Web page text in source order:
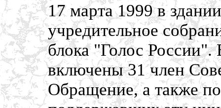
17 марта 1999 в
учредительное
блока "Голос России".
включены 31 член
Обращение, а также